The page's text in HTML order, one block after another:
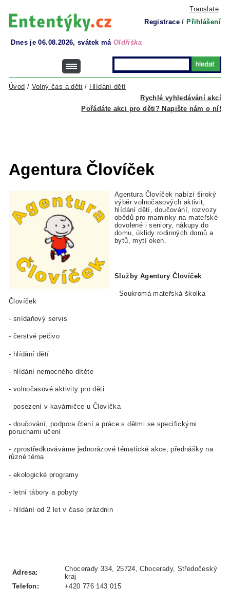
Translate
Registrace / Přihlášení
Dnes je 06.08.2026, svátek má Oldřiška
Rychlé vyhledávání akcí
Úvod / Volný čas a děti / Hlídání dětí
Pořádáte akci pro děti? Napište nám o ní!
Agentura Človíček
Agentura Človíček nabízí široký
výběr volnočasových aktivit,
hlídání dětí, doučování, rozvozy
obědů pro maminky na mateřské
dovolené i seniory, nákupy do
domu, úklidy rodinných domů a
bytů, mytí oken.
Služby Agentury Človíček
- Soukromá mateřská školka
Človíček
- snídaňový servis
- čerstvé pečivo
- hlídání dětí
- hlídání nemocného dítěte
- volnočasové aktivity pro děti
- posezení v kavárničce u Človíčka
- doučování, podpora čtení a práce s dětmi se specifickými
poruchami učení
- zprostředkováváme jednorázové tématické akce, přednášky na
různé téma
- ekologické programy
- letní tábory a pobyty
- hlídání od 2 let v čase prázdnin
Adresa:
Chocerady 334, 25724, Chocerady, Středočeský
kraj
Telefon:
+420 776 143 015